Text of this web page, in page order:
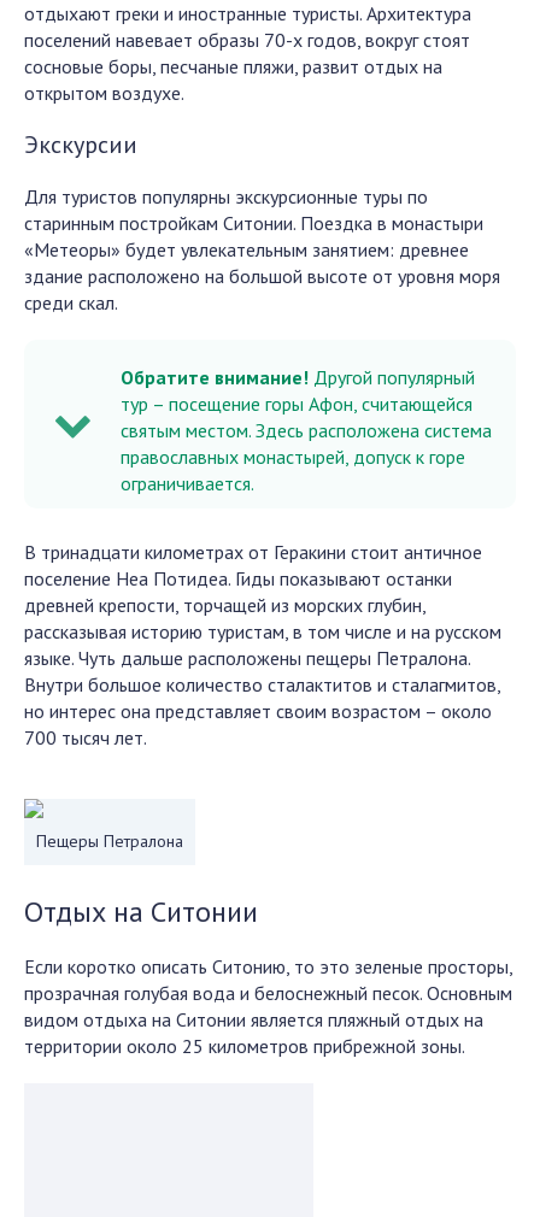
отдыхают греки и иностранные туристы. Архитектура
поселений навевает образы 70-х годов, вокруг стоят
сосновые боры, песчаные пляжи, развит отдых на
открытом воздухе.
Экскурсии
Для туристов популярны экскурсионные туры по
старинным постройкам Ситонии. Поездка в монастыри
«Метеоры» будет увлекательным занятием: древнее
здание расположено на большой высоте от уровня моря
среди скал.
Обратите внимание! Другой популярный
тур – посещение горы Афон, считающейся
святым местом. Здесь расположена система
православных монастырей, допуск к горе
ограничивается.
В тринадцати километрах от Геракини стоит античное
поселение Неа Потидеа. Гиды показывают останки
древней крепости, торчащей из морских глубин,
рассказывая историю туристам, в том числе и на русском
языке. Чуть дальше расположены пещеры Петралона.
Внутри большое количество сталактитов и сталагмитов,
но интерес она представляет своим возрастом – около
700 тысяч лет.
Пещеры Петралона
Отдых на Ситонии
Если коротко описать Ситонию, то это зеленые просторы,
прозрачная голубая вода и белоснежный песок. Основным
видом отдыха на Ситонии является пляжный отдых на
территории около 25 километров прибрежной зоны.